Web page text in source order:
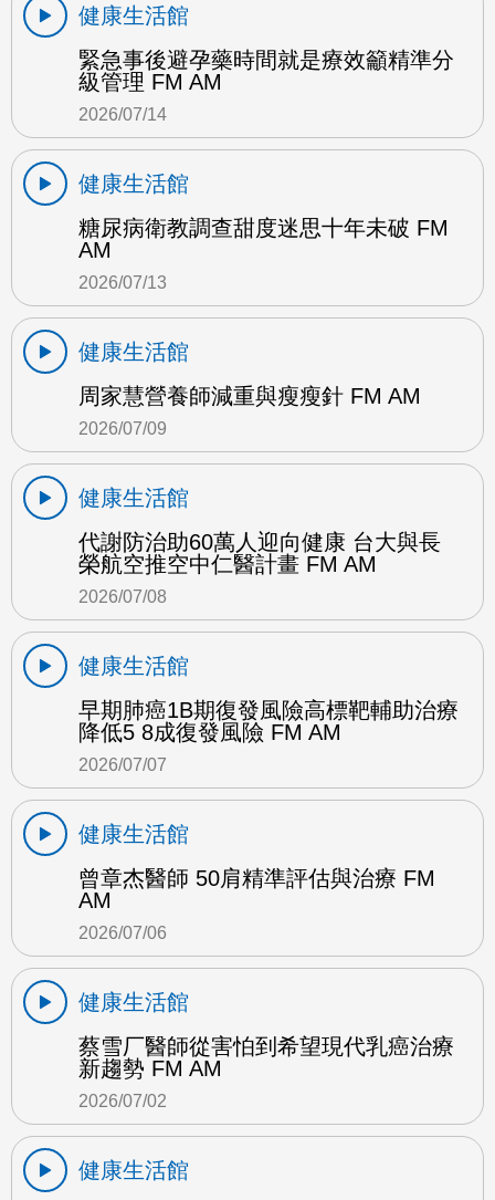
健康生活館
緊急事後避孕藥時間就是療效籲精準分
級管理 FM AM
2026/07/14
健康生活館
糖尿病衛教調查甜度迷思十年未破 FM
AM
2026/07/13
健康生活館
周家慧營養師減重與瘦瘦針 FM AM
2026/07/09
健康生活館
代謝防治助60萬人迎向健康 台大與長
榮航空推空中仁醫計畫 FM AM
2026/07/08
健康生活館
早期肺癌1B期復發風險高標靶輔助治療
降低5 8成復發風險 FM AM
2026/07/07
健康生活館
曾章杰醫師 50肩精準評估與治療 FM
AM
2026/07/06
健康生活館
蔡雪厂醫師從害怕到希望現代乳癌治療
新趨勢 FM AM
2026/07/02
健康生活館